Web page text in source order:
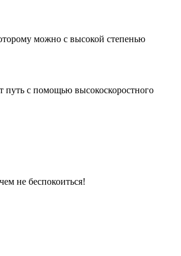
можно с высокой степенью
путь с помощью высокоскоростного
не беспокоиться!